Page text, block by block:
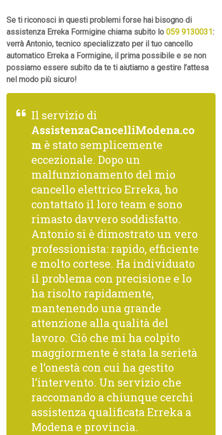
Se ti riconosci in questi problemi forse hai bisogno di
assistenza Erreka Formigine chiama subito lo059 9130031:
verrà Antonio, tecnico specializzato per il tuo cancello
automatico Erreka a Formigine, il prima possibile e se non
possiamo essere subito da te ti aiutiamo a gestire l’attesa
nel modo più sicuro!
Il servizio di
AssistenzaCancelliModena.co
m è stato semplicemente
eccezionale. Dopo un
malfunzionamento del mio
cancello elettrico Erreka, ho
contattato il loro team e sono
rimasto davvero soddisfatto.
Antonio si è dimostrato un vero
professionista: rapido, efficiente
e molto cortese. Ha individuato
il problema con precisione e lo
ha risolto rapidamente,
mantenendo una grande
attenzione alla qualità del
lavoro. Ciò che mi ha colpito
maggiormente è stata la serietà
e l’onestà con cui ha gestito
l’intervento. Un servizio che
raccomando a chiunque cerchi
assistenza qualificata Erreka a
Modena e provincia.